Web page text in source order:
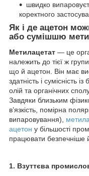
швидко
коректного
Як і де ацетон
або сумішшю
Метилацетат — це
належить до тієї ж
що й ацетон. Він має
здатність і сумісність
олій та органічних
Завдяки близьким
в’язкість, помірна
випаровування),
ацетон у більшості
працювати безпечніше
1. Взуттєва